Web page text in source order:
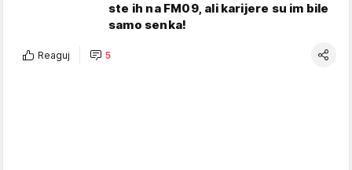
ste ih na FM09, ali karijere su im bile
samo senka!
Reaguj 5